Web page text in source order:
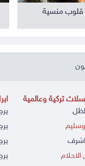
قلوب منسية
تركية وعالمية
وسليم